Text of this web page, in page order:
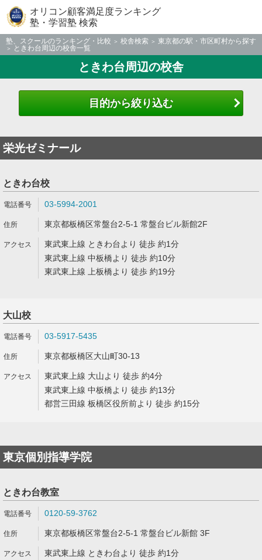
オリコン顧客満足度ランキング
塾・学習塾 検索
塾、スクールのランキング・比較 校舎検索
東京都の駅・市区町村から探す
ときわ台周辺の校舎一覧
ときわ台周辺の校舎
目的から絞り込む
栄光ゼミナール
ときわ台校
03-5994-2001
東京都板橋区常盤台2-5-1 常盤台ビル新館2F
東武東上線 ときわ台より 徒歩 約1分
東武東上線 中板橋より 徒歩 約10分
東武東上線 上板橋より 徒歩 約19分
大山校
03-5917-5435
東京都板橋区大山町30-13
東武東上線 大山より 徒歩 約4分
東武東上線 中板橋より 徒歩 約13分
都営三田線 板橋区役所前より 徒歩 約15分
東京個別指導学院
ときわ台教室
0120-59-3762
東京都板橋区常盤台2-5-1 常盤台ビル新館 3F
東武東上線 ときわ台より 徒歩 約1分